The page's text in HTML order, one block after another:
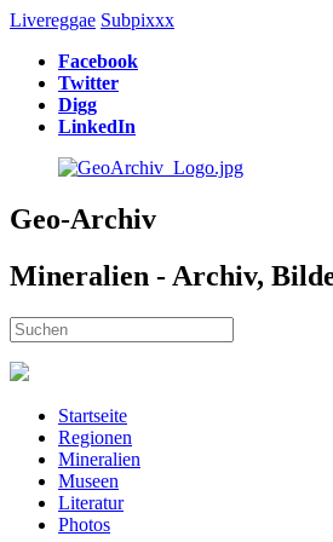
Livereggae Subpixxx
Facebook
Twitter
Digg
LinkedIn
Geo-Archiv
Mineralien - Archiv,
Startseite
Regionen
Mineralien
Museen
Literatur
Photos